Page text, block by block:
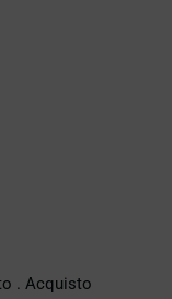
. Acquisto